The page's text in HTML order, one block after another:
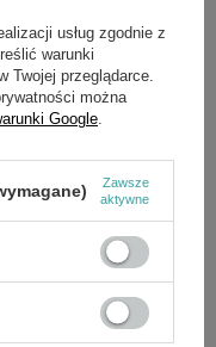
usług zgodnie z
warunki
Twojej przeglądarce.
można
Google
Zawsze
aktywne